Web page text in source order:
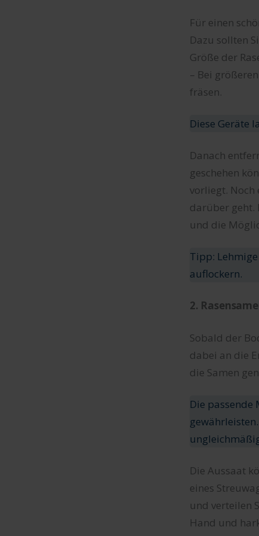
Für einen
Dazu sollten
Größe der
– Bei
fräsen.
Diese Geräte
Danach
geschehen
vorliegt. Noch
darüber geht.
und die
Tipp:
auflockern.
2.
Sobald der
dabei an die
die Samen
Die passende
Die Aussaat
eines
und verteilen
Hand und